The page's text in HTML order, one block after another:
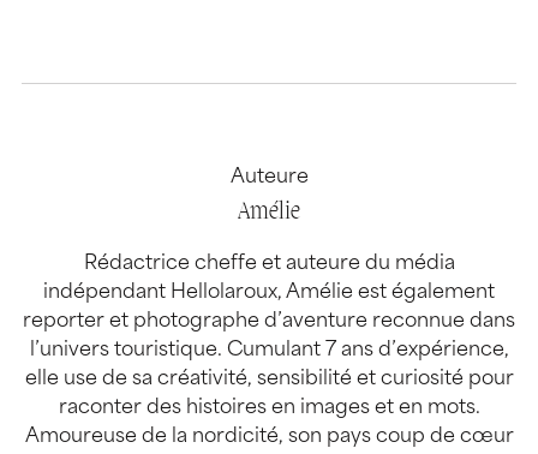
Auteure
Amélie
Rédactrice cheffe et auteure du média
indépendant Hellolaroux, Amélie est également
reporter et photographe d’aventure reconnue dans
l’univers touristique. Cumulant 7 ans d’expérience,
elle use de sa créativité, sensibilité et curiosité pour
raconter des histoires en images et en mots.
Amoureuse de la nordicité, son pays coup de cœur